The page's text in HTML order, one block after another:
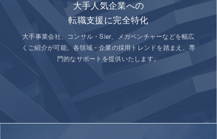
大手人気企業への
転職支援に完全特化
大手事業会社、コンサル・Sier、メガベンチャーなどを幅広
くご紹介が可能。各領域・企業の採用トレンドを踏まえ、専
門的なサポートを提供いたします。